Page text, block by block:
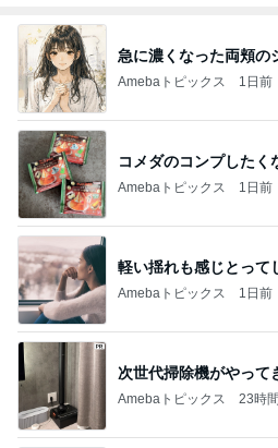
急に濃くなった両頬の
Amebaトピックス 1日前
コメダのコンプしたく
Amebaトピックス 1日前
軽い揺れも感じとって
Amebaトピックス 1日前
次世代掃除機がやって
Amebaトピックス 23時